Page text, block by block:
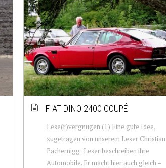
FIAT DINO 2400 COUPÉ
Lese(r)vergnügen (1) Eine gute Idee,
zugetragen von unserem Leser Christian
Pachernigg: Leser beschreiben ihre
Automobile. Er macht hier auch gleich –